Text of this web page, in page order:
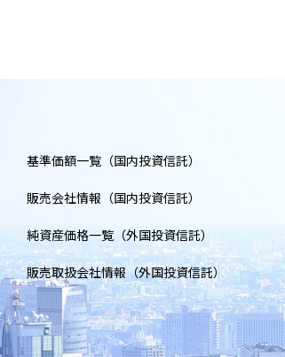
基準価額一覧（国内投資信託）
販売会社情報（国内投資信託）
純資産価格一覧（外国投資信託）
販売取扱会社情報（外国投資信託）